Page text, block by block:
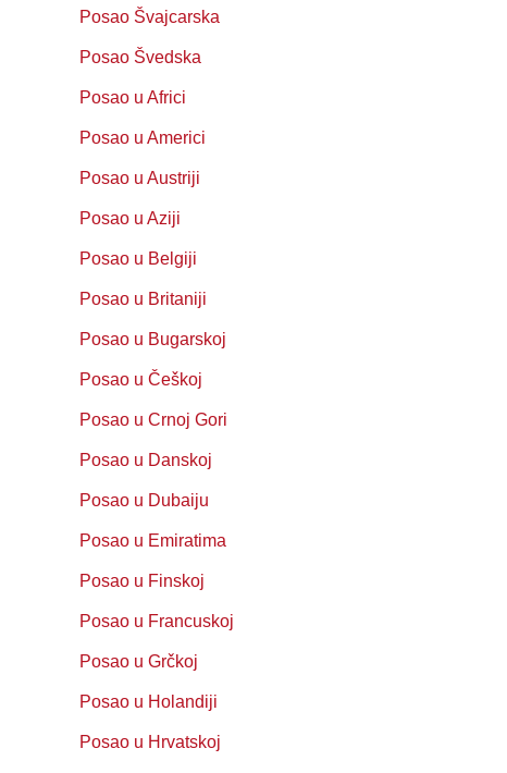
Posao Švajcarska
Posao Švedska
Posao u Africi
Posao u Americi
Posao u Austriji
Posao u Aziji
Posao u Belgiji
Posao u Britaniji
Posao u Bugarskoj
Posao u Češkoj
Posao u Crnoj Gori
Posao u Danskoj
Posao u Dubaiju
Posao u Emiratima
Posao u Finskoj
Posao u Francuskoj
Posao u Grčkoj
Posao u Holandiji
Posao u Hrvatskoj